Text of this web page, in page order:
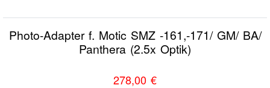
Photo-Adapter f. Motic SMZ -161,-171/ GM/ BA/
Panthera (2.5x Optik)
278,00 €